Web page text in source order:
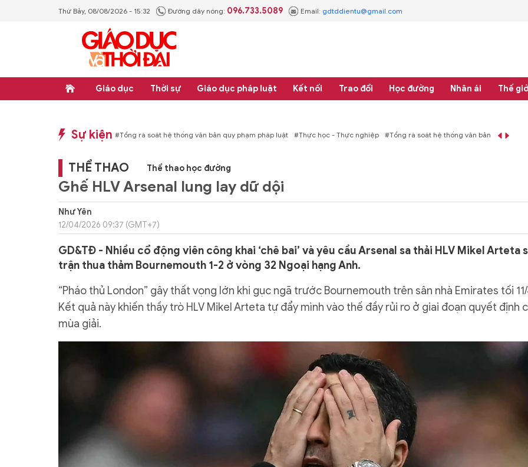
Thứ Bảy, 08/08/2026 - 15:32 Đường dây nóng: 096.733.5089 Email: gdtddientu@gmail.com
Giáo dục Thời sự Giáo dục pháp luật Kết nối Trao đổi Học đường Nhân ái Thế
Sự kiện
#Thực học - Thực nghiệp #Tổng rà soát hệ thống văn bản quy phạm pháp luật #Thực học - Thực nghiệp #Tổng rà soát hệ thống văn bản quy phạm
THỂ THAO Thể thao học đường
Ghế HLV Arsenal lung lay dữ dội
Như Yên
12/04/2026 09:37 (GMT+7)
GD&TĐ - Nhiều cổ động viên công khai ‘chê bai’ và yêu cầu Arsenal sa thải HLV Mikel Arteta
trận thua thảm Bournemouth 1-2 ở vòng 32 Ngoại hạng Anh.
“Pháo thủ London” gây thất vọng lớn khi gục ngã trước Bournemouth trên sân nhà Emirates tối
Kết quả này khiến thầy trò HLV Mikel Arteta tự đẩy mình vào thế đầy rủi ro ở giai đoạn quyết định
mùa giải.